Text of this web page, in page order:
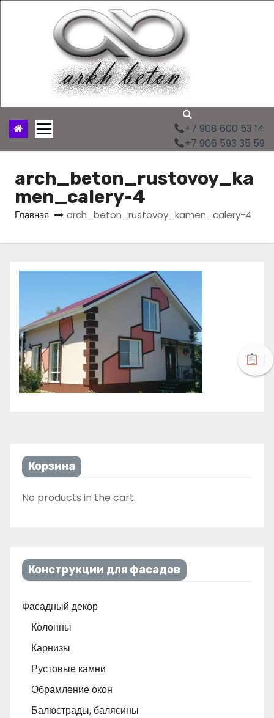
к
д
о
+7 908 600 53 14
+7 906 593 35 59
arch_beton_rustovoy_ka
men_calery-4
Главная arch_beton_rustovoy_kamen_calery-4
Корзина
No products in the cart.
Конструкции для фасадов
Фасадный декор
Колонны
Карнизы
Рустовые камни
Обрамление окон
Балюстрады, балясины